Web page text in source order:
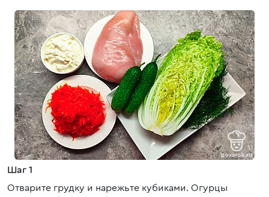
Шаг 1
Отварите грудку и нарежьте кубиками. Огурцы